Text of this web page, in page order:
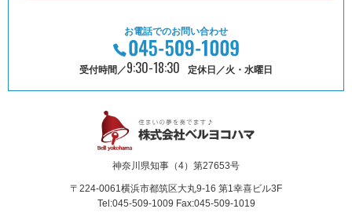
お電話でのお問い合わせ
受付時間／9:30-18:30 定休日／火・水曜日
神奈川県知事（4）第27653号
〒224-0061横浜市都筑区⼤丸9-16 第1幸喜ビル3F
Tel:045-509-1009 Fax:045-509-1019